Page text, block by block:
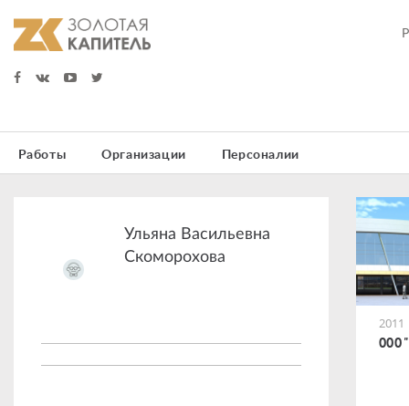
Работы Организации Персоналии
Ульяна Васильевна
Скоморохова
2011
ООО